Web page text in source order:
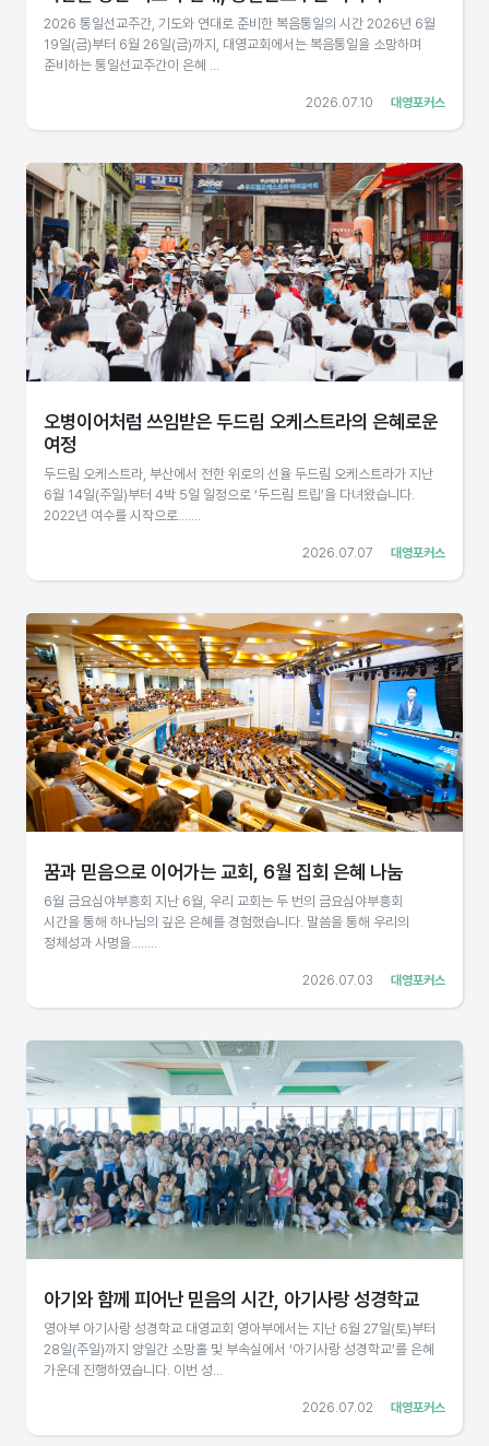
대영포커스
2026.07.10
2026 통일선교주간, 기도와 연대로 준비한 복음통일의 시간 2026년 6월
19일(금)부터 6월 26일(금)까지, 대영교회에서는 복음통일을 소망하며
준비하는 통일선교주간이 은혜 ...
대영포커스
2026.07.07
오병이어처럼 쓰임받은 두드림 오케스트라의 은혜로운
여정
두드림 오케스트라, 부산에서 전한 위로의 선율 두드림 오케스트라가 지난
6월 14일(주일)부터 4박 5일 일정으로 ‘두드림 트립’을 다녀왔습니다.
2022년 여수를 시작으로.......
대영포커스
2026.07.03
꿈과 믿음으로 이어가는 교회, 6월 집회 은혜 나눔
6월 금요심야부흥회 지난 6월, 우리 교회는 두 번의 금요심야부흥회
시간을 통해 하나님의 깊은 은혜를 경험했습니다. 말씀을 통해 우리의
정체성과 사명을........
대영포커스
2026.07.02
아기와 함께 피어난 믿음의 시간, 아기사랑 성경학교
영아부 아기사랑 성경학교 대영교회 영아부에서는 지난 6월 27일(토)부터
28일(주일)까지 양일간 소망홀 및 부속실에서 ‘아기사랑 성경학교’를 은혜
가운데 진행하였습니다. 이번 성...